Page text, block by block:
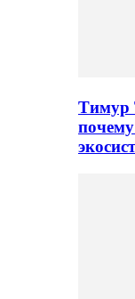
Тимур